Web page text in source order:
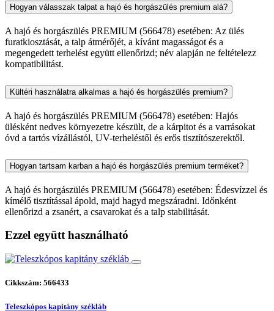
Hogyan válasszak talpat a hajó és horgászülés premium alá?
A hajó és horgászülés PREMIUM (566478) esetében: Az ülés
furatkiosztását, a talp átmérőjét, a kívánt magasságot és a
megengedett terhelést együtt ellenőrizd; név alapján ne feltételezz
kompatibilitást.
Kültéri használatra alkalmas a hajó és horgászülés premium?
A hajó és horgászülés PREMIUM (566478) esetében: Hajós
ülésként nedves környezetre készült, de a kárpitot és a varrásokat
óvd a tartós vízállástól, UV-terheléstől és erős tisztítószerektől.
Hogyan tartsam karban a hajó és horgászülés premium terméket?
A hajó és horgászülés PREMIUM (566478) esetében: Édesvízzel és
kímélő tisztítással ápold, majd hagyd megszáradni. Időnként
ellenőrizd a zsanért, a csavarokat és a talp stabilitását.
Ezzel együtt használható
Cikkszám: 566433
Teleszkópos kapitány székláb